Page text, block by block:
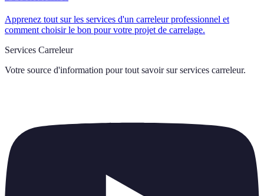
Apprenez tout sur les services d'un carreleur professionnel et
comment choisir le bon pour votre projet de carrelage.
Services Carreleur
Votre source d'information pour tout savoir sur services carreleur.